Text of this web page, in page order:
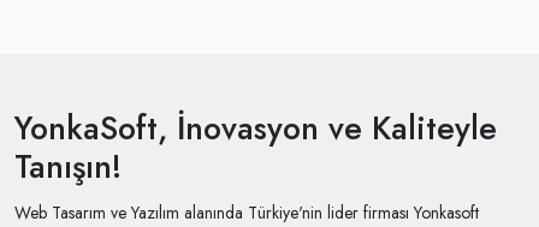
YonkaSoft, İnovasyon ve Kaliteyle
Tanışın!
Web Tasarım ve Yazılım alanında Türkiye'nin lider firması Yonkasoft